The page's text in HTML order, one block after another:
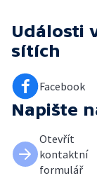
Události
sítích
Facebook
Napište
Otevřít
kontaktní
formulář